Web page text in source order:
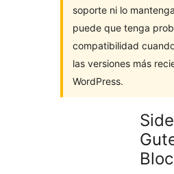
soporte ni lo
puede que tenga
compatibilidad
las versiones más
WordPress.